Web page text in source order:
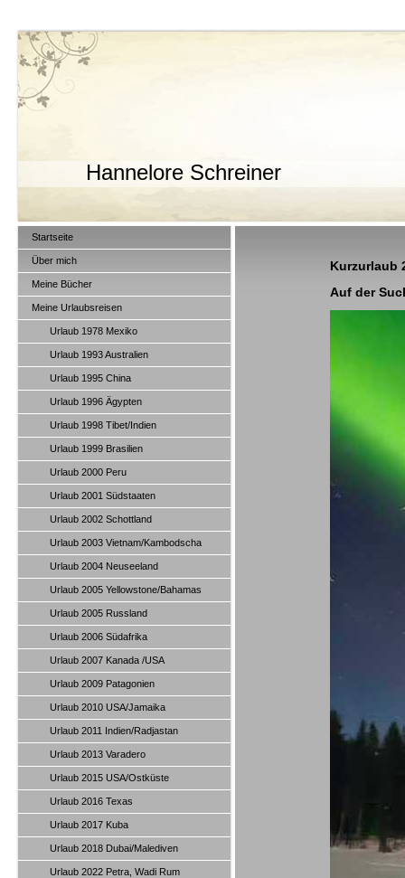
Hannelore Schreiner
Startseite
Über mich
Meine Bücher
Meine Urlaubsreisen
Urlaub 1978 Mexiko
Urlaub 1993 Australien
Urlaub 1995 China
Urlaub 1996 Ägypten
Urlaub 1998 Tibet/Indien
Urlaub 1999 Brasilien
Urlaub 2000 Peru
Urlaub 2001 Südstaaten
Urlaub 2002 Schottland
Urlaub 2003 Vietnam/Kambodscha
Urlaub 2004 Neuseeland
Urlaub 2005 Yellowstone/Bahamas
Urlaub 2005 Russland
Urlaub 2006 Südafrika
Urlaub 2007 Kanada /USA
Urlaub 2009 Patagonien
Urlaub 2010 USA/Jamaika
Urlaub 2011 Indien/Radjastan
Urlaub 2013 Varadero
Urlaub 2015 USA/Ostküste
Urlaub 2016 Texas
Urlaub 2017 Kuba
Urlaub 2018 Dubai/Malediven
Urlaub 2022 Petra, Wadi Rum
Kurzurlaub
Auf der